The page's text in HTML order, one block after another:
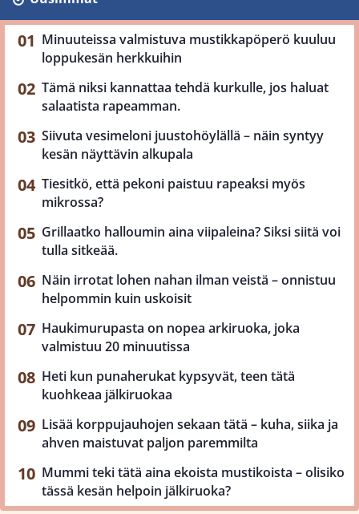
Minuuteissa valmistuva mustikkapöperö kuuluu
loppukesän herkkuihin
Tämä niksi kannattaa tehdä kurkulle, jos haluat
salaatista rapeamman.
Siivuta vesimeloni juustohöylällä – näin syntyy
kesän näyttävin alkupala
Tiesitkö, että pekoni paistuu rapeaksi myös
mikrossa?
Grillaatko halloumin aina viipaleina? Siksi siitä voi
tulla sitkeää.
Näin irrotat lohen nahan ilman veistä – onnistuu
helpommin kuin uskoisit
Haukimurupasta on nopea arkiruoka, joka
valmistuu 20 minuutissa
Heti kun punaherukat kypsyvät, teen tätä
kuohkeaa jälkiruokaa
Lisää korppujauhojen sekaan tätä – kuha, siika ja
ahven maistuvat paljon paremmilta
Mummi teki tätä aina ekoista mustikoista – olisiko
tässä kesän helpoin jälkiruoka?